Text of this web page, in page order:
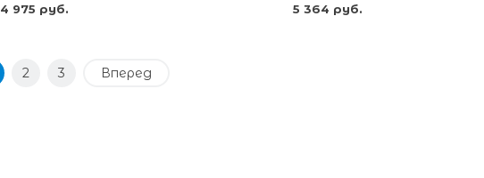
4 975 руб.
5 364 руб.
2 3 Вперед